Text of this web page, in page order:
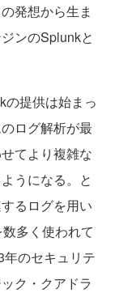
発想から生ま
ンのSplunkと
提供は始まっ
ログ解析が最
てより複雑な
うになる。と
るログを用い
多く使われて
のセキュリテ
ク・クアドラ